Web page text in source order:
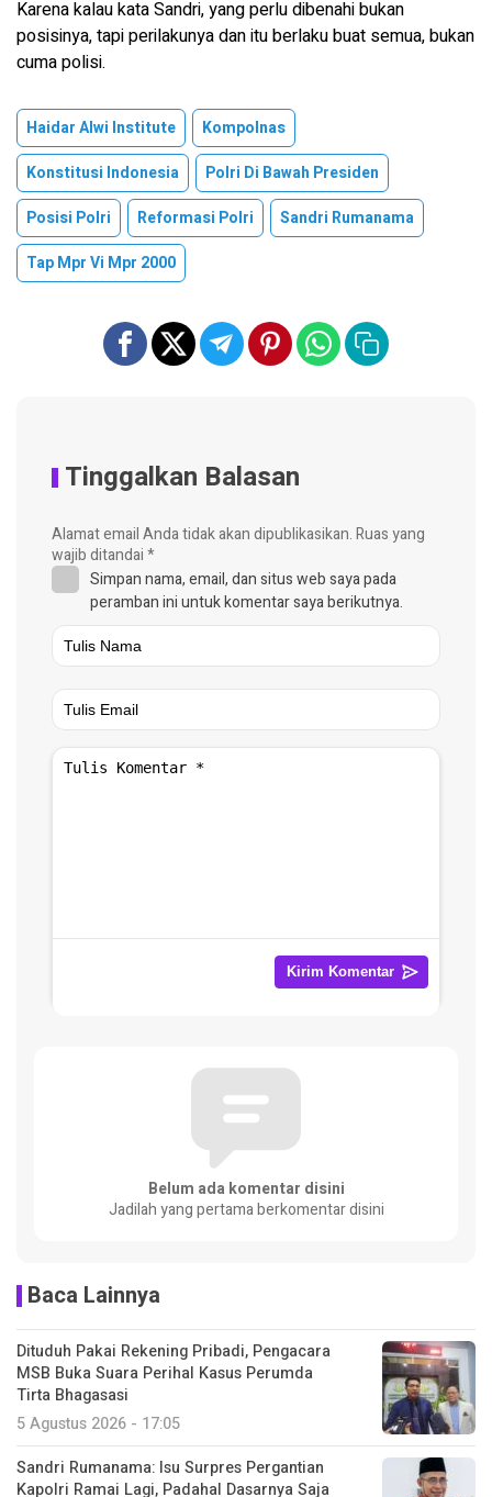
Karena kalau kata Sandri, yang perlu dibenahi bukan
posisinya, tapi perilakunya dan itu berlaku buat semua, bukan
cuma polisi.
Haidar Alwi Institute
Kompolnas
Konstitusi Indonesia
Polri Di Bawah Presiden
Posisi Polri
Reformasi Polri
Sandri Rumanama
Tap Mpr Vi Mpr 2000
Tinggalkan Balasan
Alamat email Anda tidak akan dipublikasikan.Ruas yang
wajib ditandai*
Simpan nama, email, dan situs web saya pada
peramban ini untuk komentar saya berikutnya.
Belum ada komentar disini
Jadilah yang pertama berkomentar disini
Baca Lainnya
Dituduh Pakai Rekening Pribadi, Pengacara
MSB Buka Suara Perihal Kasus Perumda
Tirta Bhagasasi
5 Agustus 2026 - 17:05
Sandri Rumanama: Isu Surpres Pergantian
Kapolri Ramai Lagi, Padahal Dasarnya Saja